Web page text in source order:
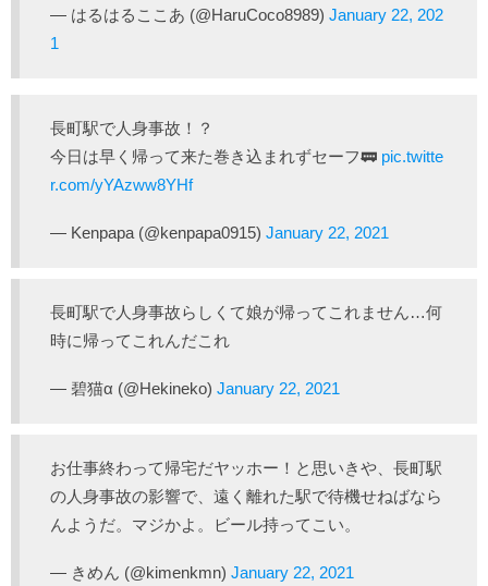
— はるはるここあ (@HaruCoco8989) January 22, 202
1
長町駅で人身事故！？
今日は早く帰って来た巻き込まれずセーフ🚃 pic.twitte
r.com/yYAzww8YHf
— Kenpapa (@kenpapa0915) January 22, 2021
長町駅で人身事故らしくて娘が帰ってこれません…何
時に帰ってこれんだこれ
— 碧猫α (@Hekineko) January 22, 2021
お仕事終わって帰宅だヤッホー！と思いきや、長町駅
の人身事故の影響で、遠く離れた駅で待機せねばなら
んようだ。マジかよ。ビール持ってこい。
— きめん (@kimenkmn) January 22, 2021